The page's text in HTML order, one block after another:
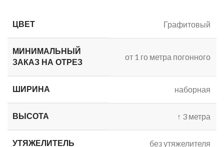
ЦВЕТ Графитовый
МИНИМАЛЬНЫЙ
ЗАКАЗ НА ОТРЕЗ от 1 го метра погонного
ШИРИНА наборная
ВЫСОТА ↑ 3 метра
УТЯЖЕЛИТЕЛЬ без утяжелителя